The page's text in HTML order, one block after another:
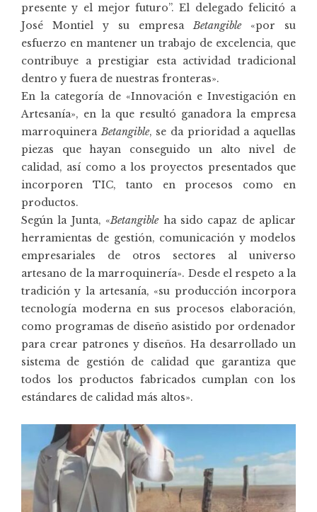
presente y el mejor futuro”. El delegado felicitó a
José Montiel y su empresaBetangible«por su
esfuerzo en mantener un trabajo de excelencia, que
contribuye a prestigiar esta actividad tradicional
dentro y fuera de nuestras fronteras».
En la categoría de «Innovación e Investigación en
Artesanía», en la que resultó ganadora la empresa
marroquineraBetangible, se da prioridad a aquellas
piezas que hayan conseguido un alto nivel de
calidad, así como a los proyectos presentados que
incorporen TIC, tanto en procesos como en
productos.
Según la Junta, «Betangibleha sido capaz de aplicar
herramientas de gestión, comunicación y modelos
empresariales de otros sectores al universo
artesano de la marroquinería». Desde el respeto a la
tradición y la artesanía, «su producción incorpora
tecnología moderna en sus procesos elaboración,
como programas de diseño asistido por ordenador
para crear patrones y diseños. Ha desarrollado un
sistema de gestión de calidad que garantiza que
todos los productos fabricados cumplan con los
estándares de calidad más altos».